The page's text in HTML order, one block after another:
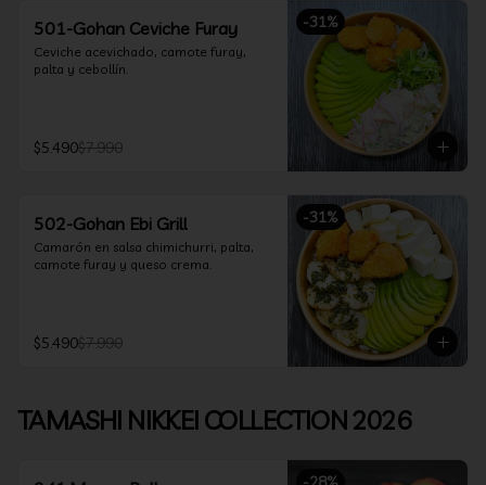
-31%
501-Gohan Ceviche Furay
Ceviche acevichado, camote furay,
palta y cebollín.
$5.490$7.990
-31%
502-Gohan Ebi Grill
Camarón en salsa chimichurri, palta,
camote furay y queso crema.
$5.490$7.990
TAMASHI NIKKEI COLLECTION 2026